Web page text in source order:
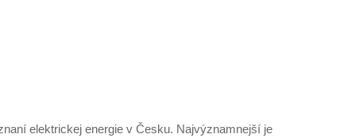
elektrickej energie v Česku. Najvýznamnejší je